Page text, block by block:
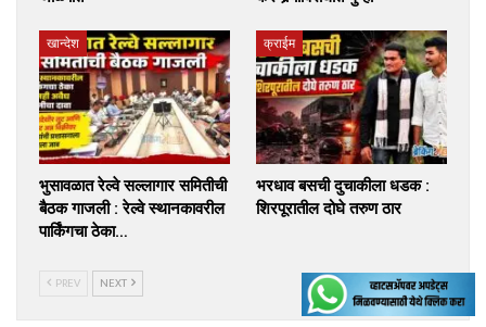
खान्देश
भुसावळात रेल्वे सल्लागार समितीची
बैठक गाजली : रेल्वे स्थानकावरील
पार्किंगचा ठेका…
क्राईम
भरधाव बसची दुचाकीला धडक :
शिरपूरातील दोघे तरुण ठार
PREV NEXT